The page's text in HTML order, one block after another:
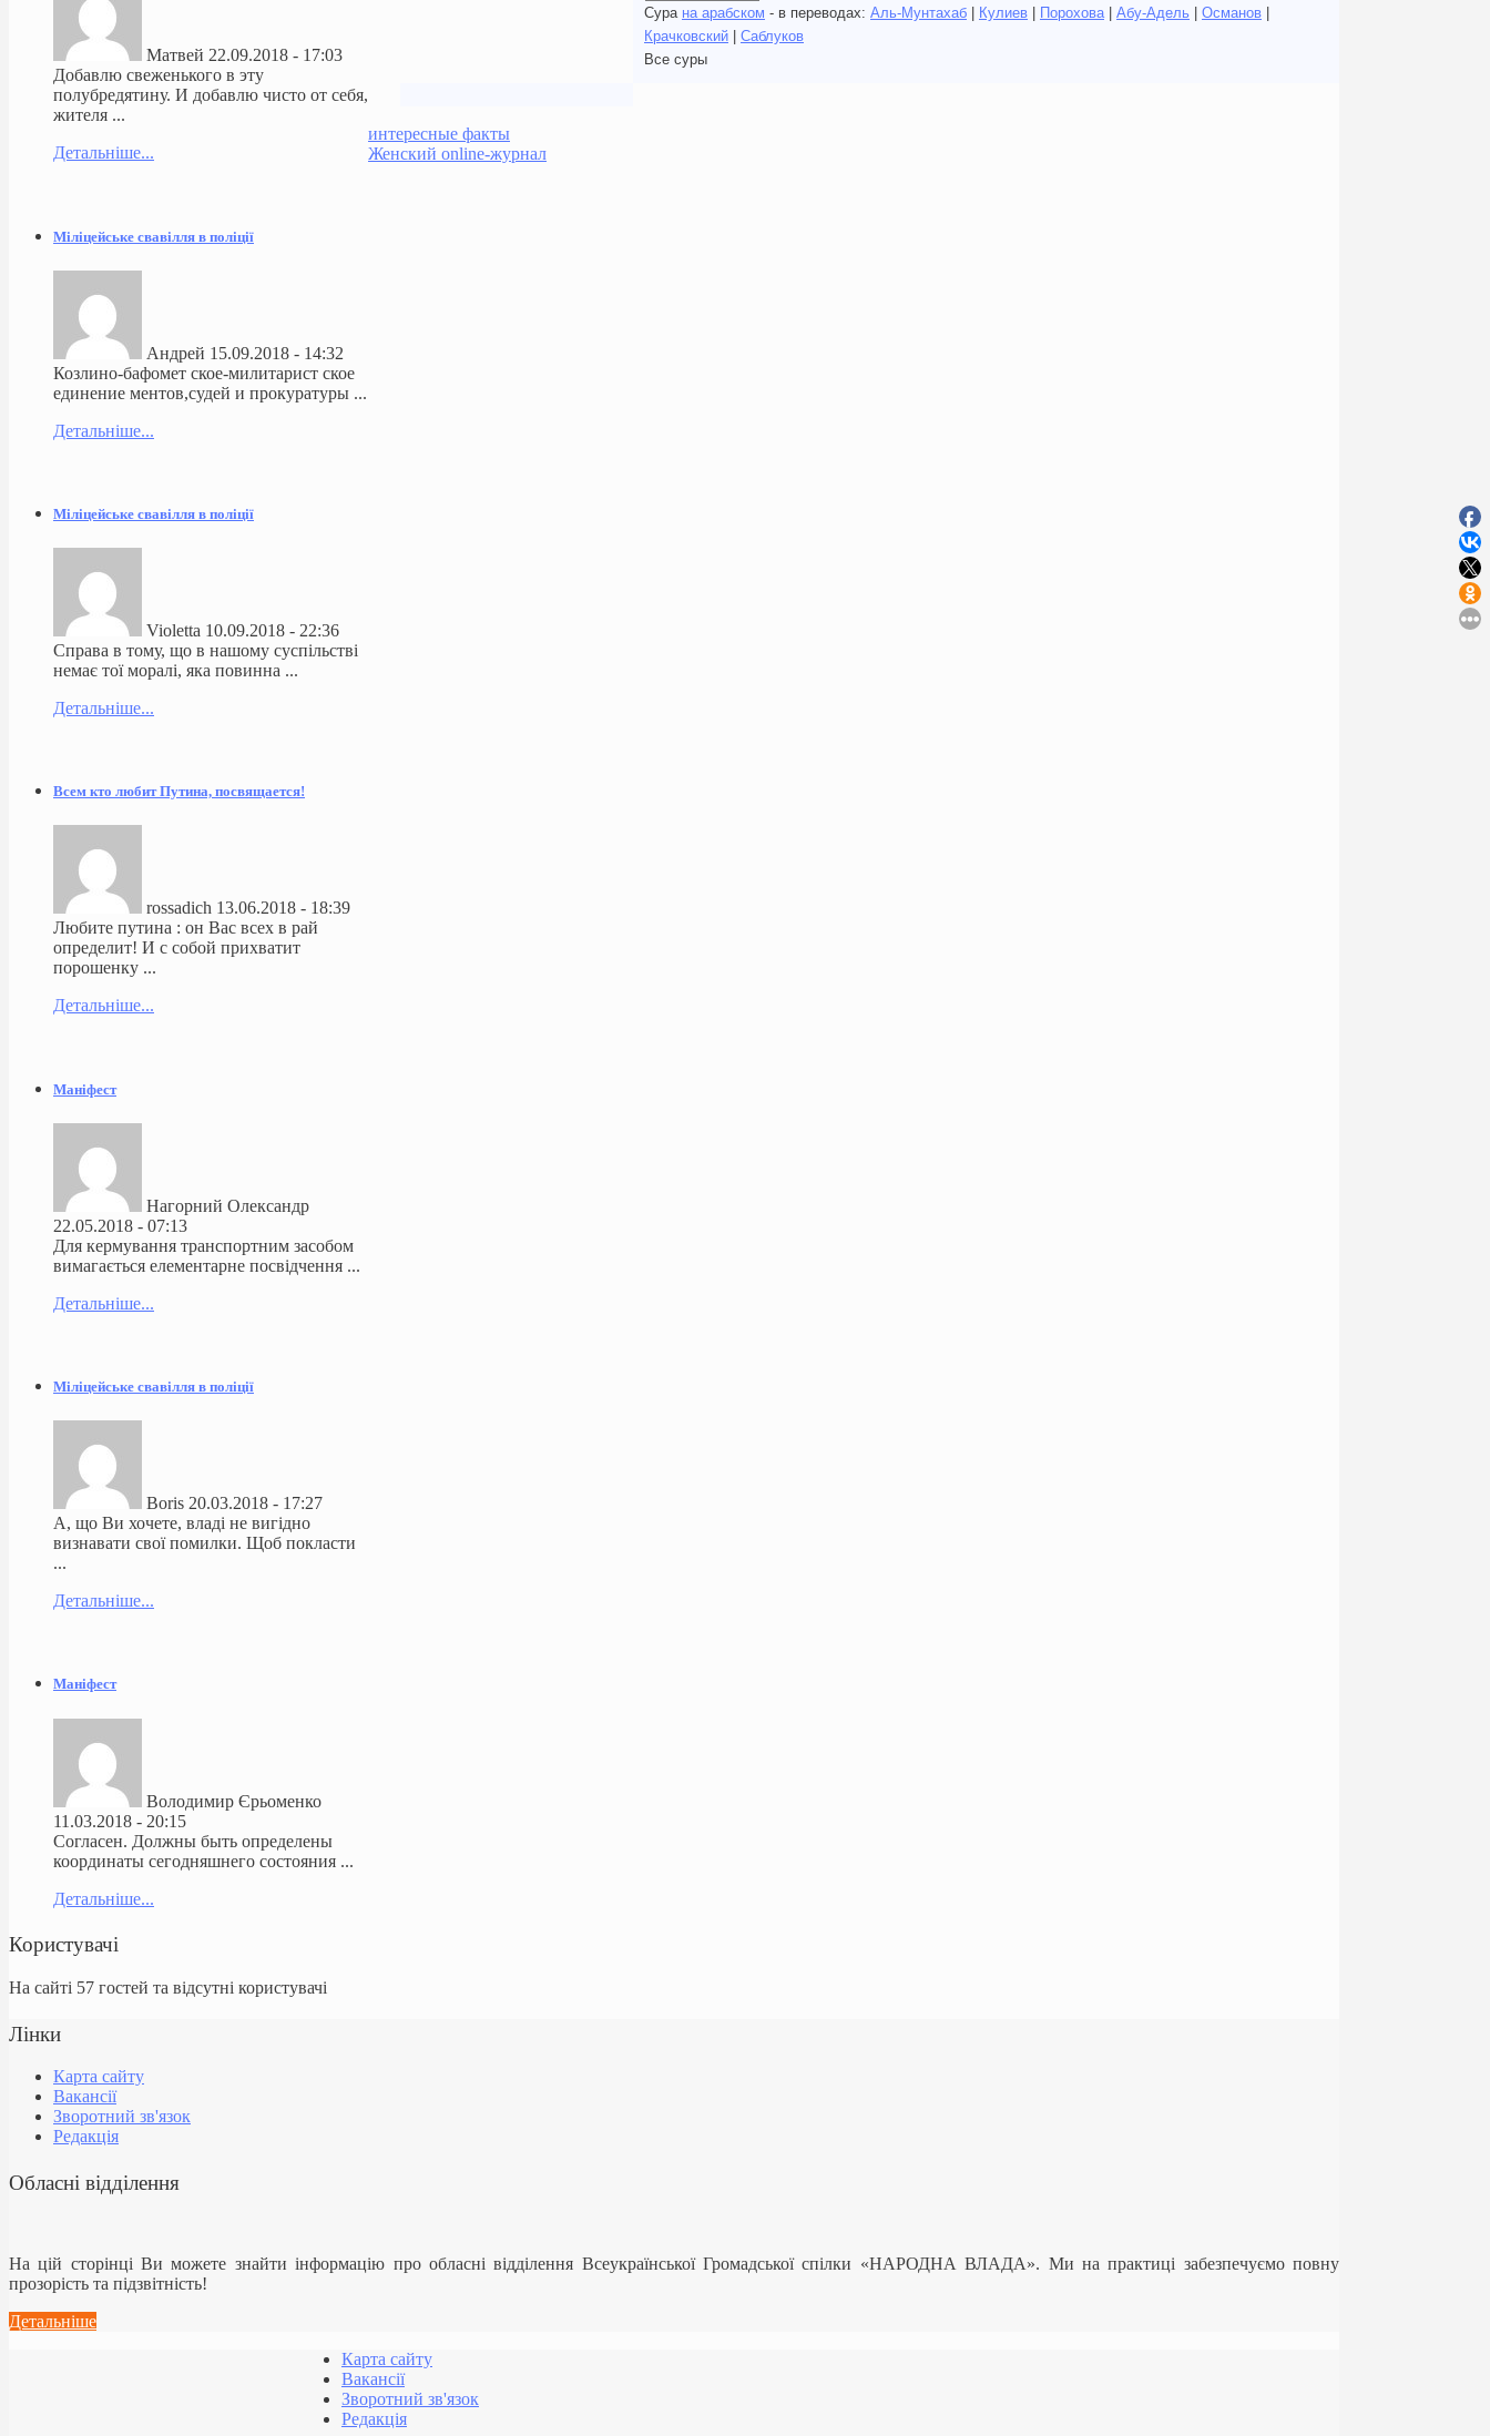
Сура на арабском - в переводах: Аль-Мунтахаб Кулиев Порохова| Абу-Адель Османов
Крачковский
Саблуков
Все суры
интересные факты
Женский online-журнал
Матвей 22.09.2018 - 17:03
Добавлю свеженького в эту
полубредятину. И добавлю чисто от себя,
жителя ...
Детальніше...
Міліцейське свавілля в поліції
Андрей 15.09.2018 - 14:32
Козлино-бафомет ское-милитарист ское
единение ментов,судей и прокуратуры ...
Детальніше...
Міліцейське свавілля в поліції
Violetta 10.09.2018 - 22:36
Справа в тому, що в нашому суспільстві
немає тої моралі, яка повинна ...
Детальніше...
Всем кто любит Путина, посвящается!
rossadich 13.06.2018 - 18:39
Любите путина : он Вас всех в рай
определит! И с собой прихватит
порошенку ...
Детальніше...
Маніфест
Нагорний Олександр
22.05.2018 - 07:13
Для кермування транспортним засобом
вимагається елементарне посвідчення ...
Детальніше...
Міліцейське свавілля в поліції
Boris 20.03.2018 - 17:27
А, що Ви хочете, владі не вигідно
визнавати свої помилки. Щоб покласти
...
Детальніше...
Маніфест
Володимир Єрьоменко
11.03.2018 - 20:15
Согласен. Должны быть определены
координаты сегодняшнего состояния ...
Детальніше...
Користувачі
На сайті 57 гостей та відсутні користувачі
Лінки
Карта сайту
Вакансії
Зворотний зв'язок
Редакція
Обласні відділення
На цій сторінці Ви можете знайти інформацію про обласні відділення Всеукраїнської Громадської спілки «НАРОДНА ВЛАДА». Ми на практиці забезпечуємо повну
прозорість та підзвітність!
Детальніше
Карта сайту
Вакансії
Зворотний зв'язок
Редакція